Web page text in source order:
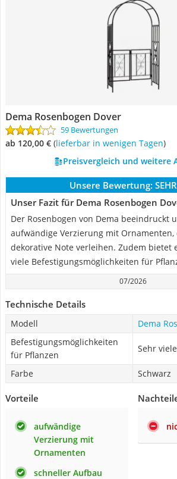
Dema Rosenbogen Dover
59 Bewertungen
ab 120,00 € ( Lieferbar in wenigen Tagen)
Preisvergleich und weitere
Unsere Bewertung:
Unser Fazit für Dema Rosenbogen
Der Rosenbogen von Dema beeindruckt
aufwändige Verzierung mit
dekorative Note verleihen. Zudem bietet
viele Befestigungsmöglichkeiten für
07/2026
Technische Details
Modell
Dema
Befestigungsmöglichkeiten
für Pflanzen
Sehr viele
Farbe Schwarz
Vorteile
aufwändige
Verzierung mit
Ornamenten
schneller Aufbau